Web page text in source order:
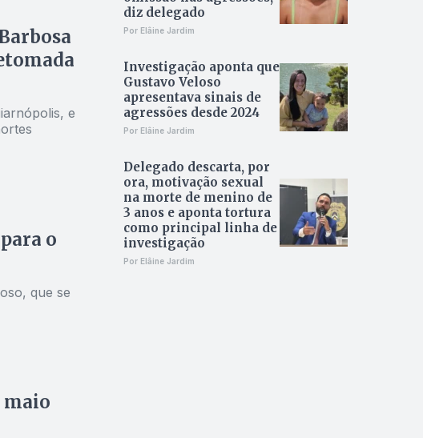
e
o
que se
maio
diz delegado
Por Elâine Jardim
Investigação aponta que
Gustavo Veloso
apresentava sinais de
agressões desde 2024
Por Elâine Jardim
Delegado descarta, por
ora, motivação sexual
na morte de menino de
3 anos e aponta tortura
como principal linha de
investigação
Por Elâine Jardim